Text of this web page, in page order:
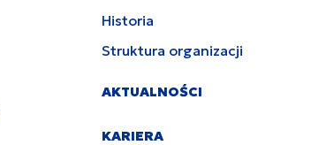
Historia
Struktura organizacji
AKTUALNOŚCI
KARIERA